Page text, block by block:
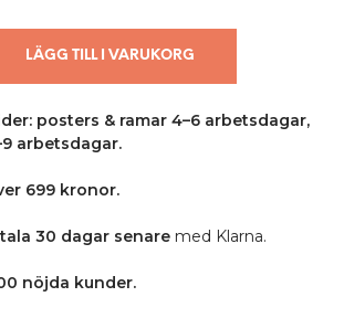
LÄGG TILL I VARUKORG
posters & ramar 4–6 arbetsdagar,
arbetsdagar.
699 kronor.
30 dagar senaremed Klarna.
nöjda kunder.